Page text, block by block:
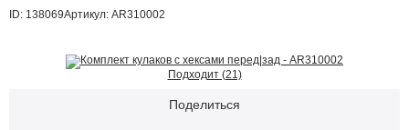
ID: 138069Артикул: AR310002
Подходит (21)
Поделиться